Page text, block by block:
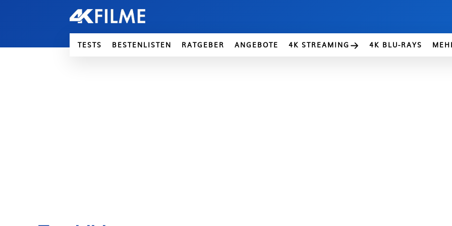
TESTS BESTENLISTEN RATGEBER ANGEBOTE 4K STREAMING 4K BLU-RAYS